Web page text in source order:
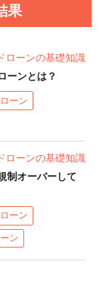
果
ローンの基礎知識
ーンとは？
ーン
ローンの基礎知識
制オーバーして
ーン
ン